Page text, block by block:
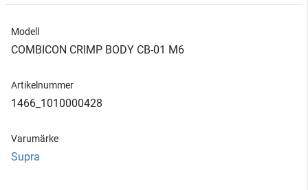
Modell
COMBICON CRIMP BODY CB-01 M6
Artikelnummer
1466_1010000428
Varumärke
Supra